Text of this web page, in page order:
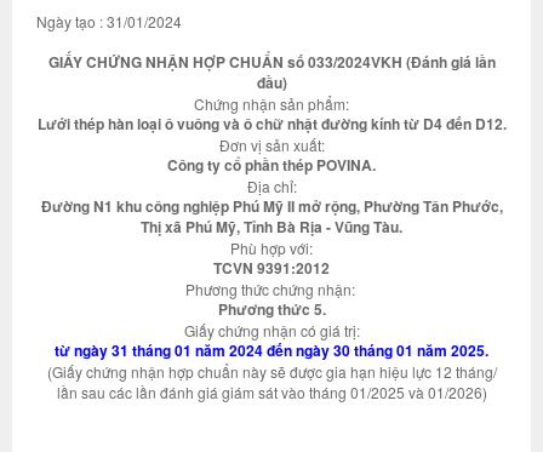
Ngày tạo : 31/01/2024
GIẤY CHỨNG NHẬN HỢP CHUẨN số 033/2024VKH (Đánh giá lần
đầu)
Chứng nhận sản phẩm:
Lưới thép hàn loại ô vuông và ô chữ nhật đường kính từ D4 đến D12.
Đơn vị sản xuất:
Công ty cổ phần thép POVINA.
Địa chỉ:
Đường N1 khu công nghiệp Phú Mỹ II mở rộng, Phường Tân Phước,
Thị xã Phú Mỹ, Tỉnh Bà Rịa - Vũng Tàu.
Phù hợp với:
TCVN 9391:2012
Phương thức chứng nhận:
Phương thức 5.
Giấy chứng nhận có giá trị:
từ ngày 31 tháng 01 năm 2024 đến ngày 30 tháng 01 năm 2025.
(Giấy chứng nhận hợp chuẩn này sẽ được gia hạn hiệu lực 12 tháng/
lần sau các lần đánh giá giám sát vào tháng 01/2025 và 01/2026)